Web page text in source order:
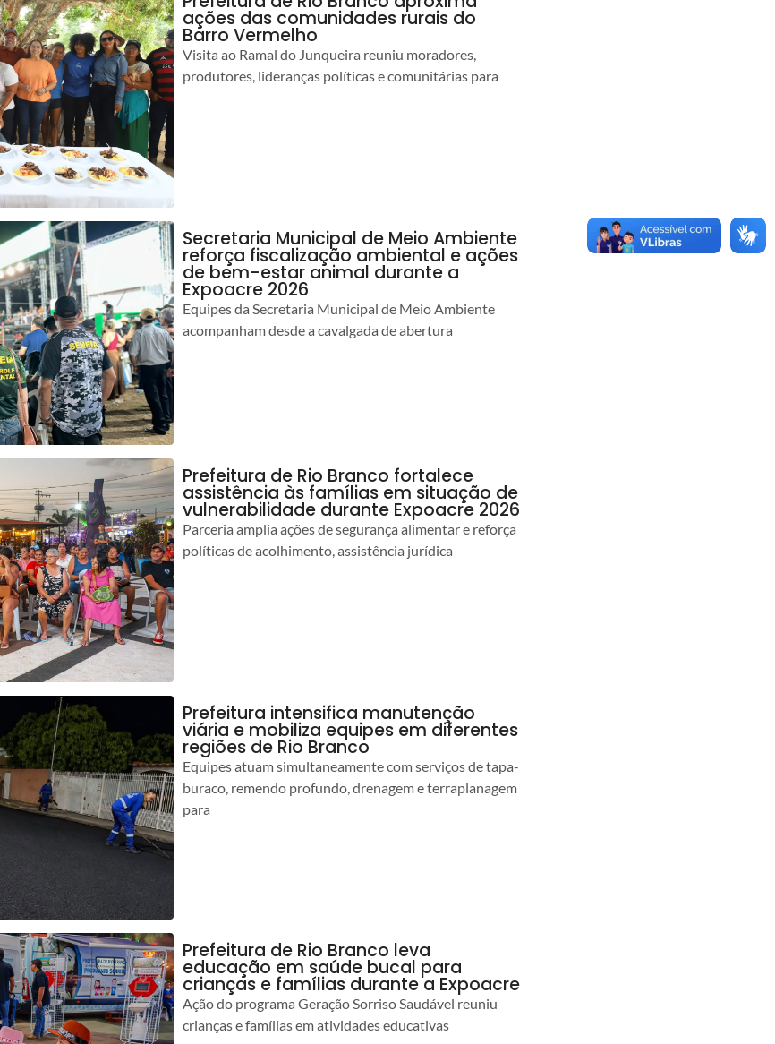
ações das comunidades rurais do
Barro Vermelho
Visita ao Ramal do Junqueira reuniu moradores,
produtores, lideranças políticas e comunitárias para
Secretaria Municipal de Meio Ambiente
reforça fiscalização ambiental e ações
de bem-estar animal durante a
Expoacre 2026
Equipes da Secretaria Municipal de Meio Ambiente
acompanham desde a cavalgada de abertura
Prefeitura de Rio Branco fortalece
assistência às famílias em situação de
vulnerabilidade durante Expoacre 2026
Parceria amplia ações de segurança alimentar e reforça
políticas de acolhimento, assistência jurídica
Prefeitura intensifica manutenção
viária e mobiliza equipes em diferentes
regiões de Rio Branco
Equipes atuam simultaneamente com serviços de tapa-
buraco, remendo profundo, drenagem e terraplanagem
para
Prefeitura de Rio Branco leva
educação em saúde bucal para
crianças e famílias durante a Expoacre
Ação do programa Geração Sorriso Saudável reuniu
crianças e famílias em atividades educativas